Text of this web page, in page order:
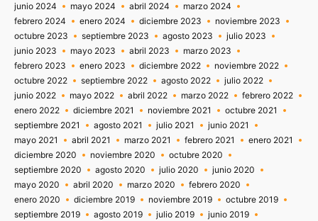
junio 2024
mayo 2024 abril 2024
marzo 2024
febrero 2024
enero 2024 diciembre 2023
noviembre 2023
octubre 2023
septiembre 2023 agosto 2023
julio 2023
junio 2023
mayo 2023 abril 2023
marzo 2023
febrero 2023
enero 2023 diciembre 2022
noviembre 2022
octubre 2022
septiembre 2022 agosto 2022
julio 2022
junio 2022
mayo 2022 abril 2022 marzo 2022
febrero 2022
enero 2022
diciembre 2021 noviembre 2021
octubre 2021
septiembre 2021
agosto 2021 julio 2021
junio 2021
mayo 2021
abril 2021 marzo 2021 febrero 2021
enero 2021
diciembre 2020
noviembre 2020
octubre 2020
septiembre 2020
agosto 2020 julio 2020
junio 2020
mayo 2020
abril 2020 marzo 2020
febrero 2020
enero 2020
diciembre 2019 noviembre 2019
octubre 2019
septiembre 2019
agosto 2019 julio 2019
junio 2019